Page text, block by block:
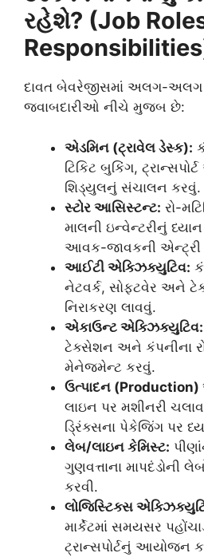
રહેશે? (Job
દાવત બેવરેજીસમાં અલગ-અલગ
જવાબદારીઓ નીચે મુજબ છે:
એડમિન (ટ્રાવેલ ડેસ્ક):
ટિકિટ બુકિંગ,
શિડ્યુલનું સંચાલન કરવું.
સ્ટોર આસિસ્ટન્ટ: રો-
માલની ઇન્વેન્ટરીનું
આવક-જાવકની એન્ટ્રી
આઈટી એક્ઝિક્યુટિવ:
નેટવર્ક, સોફ્ટવેર અને
નિરાકરણ લાવવું.
એકાઉન્ટ એક્ઝિક્યુટિવ:
ટેક્સેશન અને કંપનીના
મેનેજમેન્ટ કરવું.
ઉત્પાદન
લાઇન પર મશીનરી
ડ્રિંક્સના પેકેજિંગ પર
લેબ/લાઇન કેમિસ્ટ:
ગુણવત્તાના માપદંડોની
કરવી.
લોજિસ્ટિક્સ
માર્કેટમાં સમયસર
ટ્રાન્સપોર્ટનું આયોજન